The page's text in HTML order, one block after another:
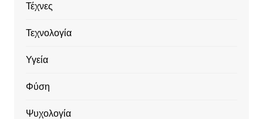
Τέχνες
Τεχνολογία
Υγεία
Φύση
Ψυχολογία